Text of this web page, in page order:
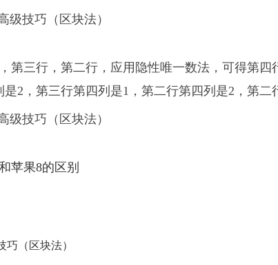
第三行，第二行，应用隐性唯一数法，可得第四
2，第三行第四列是1，第二行第四列是2，第二
苹果8的区别
（区块法）